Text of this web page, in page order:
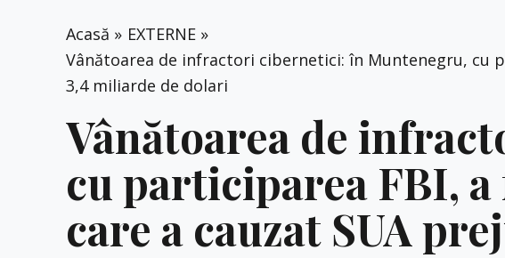
Acasă
EXTERNE
Vânătoarea de infractori cibernetici: în Muntenegru, cu
3,4 miliarde de dolari
Vânătoarea de
cu participarea FBI,
care a cauzat SUA